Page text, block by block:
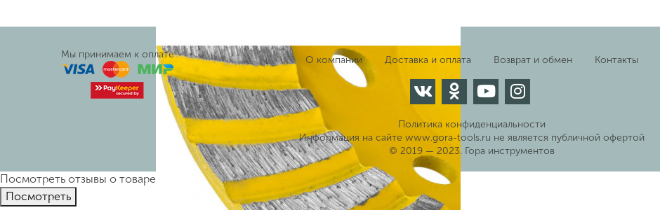
Мы принимаем к оплате О компании Доставка и оплата Возврат и обмен Контакты
Политика конфиденциальности
Информация на сайте www.gora-tools.ru не является публичной офертой
© 2019 — 2023. Гора инструментов
Посмотреть отзывы о товаре
Алмазная чашка STAYER 125 мм L- 22.2 мм 33380-125
Пocмотpеть